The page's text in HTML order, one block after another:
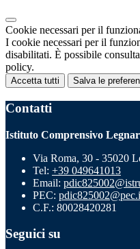
Cookie necessari per il
I cookie necessari per il
disabilitati. È possibile
policy.
Accetta tutti Salva le
Contatti
Istituto Comprensivo
Via Roma, 30 - 35020
Tel: +39 049641013
Email:
PEC:
C.F.: 80028420281
Seguici su